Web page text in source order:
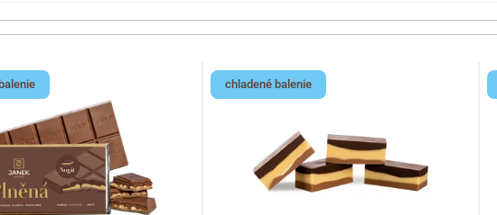
chladené balenie